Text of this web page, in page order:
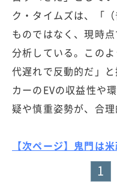
ク・タイムズは、「
ものではなく、現時
分析している。この
代遅れで反動的だ」
カーのEVの収益性や
疑や慎重姿勢が、合理
【次ページ】鬼門は
1